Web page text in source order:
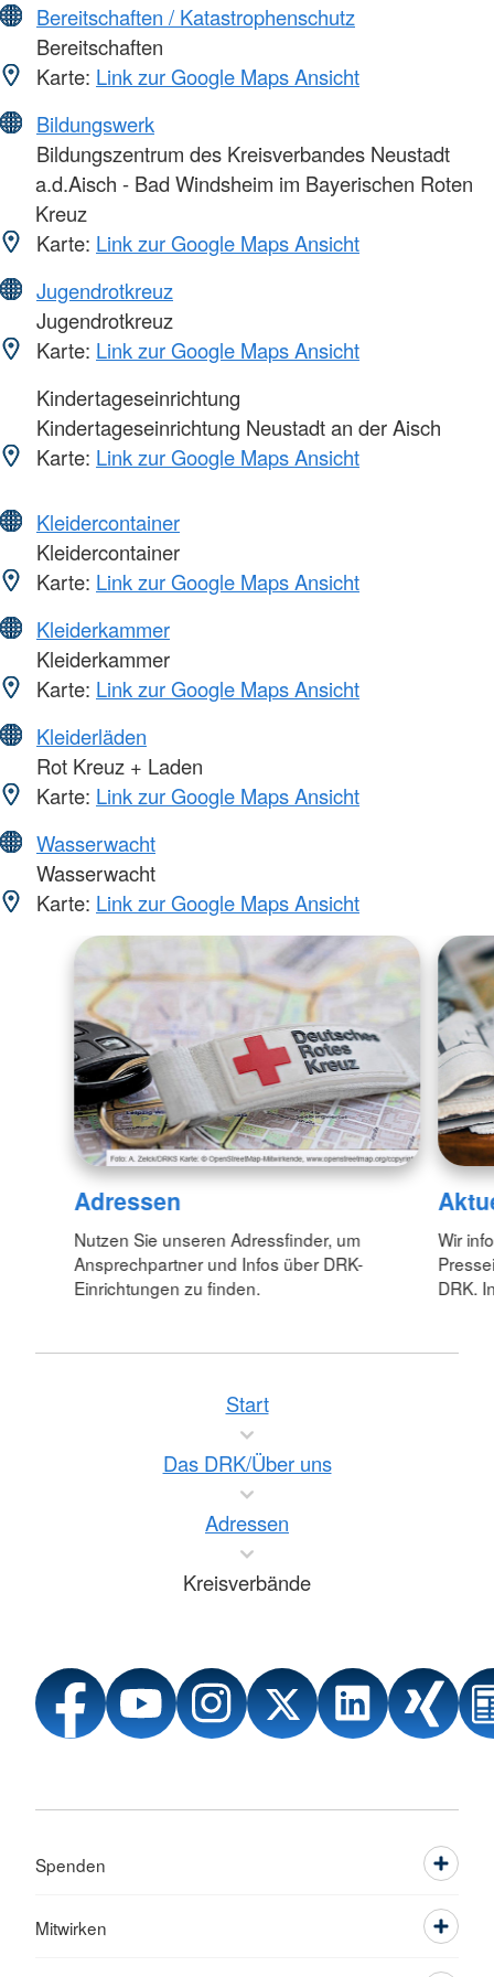
Bereitschaften / Katastrophenschutz
Bereitschaften
Karte: Link zur Google Maps Ansicht
Bildungswerk
Bildungszentrum des Kreisverbandes Neustadt
a.d.Aisch - Bad Windsheim im Bayerischen Roten
Kreuz
Karte: Link zur Google Maps Ansicht
Jugendrotkreuz
Jugendrotkreuz
Karte: Link zur Google Maps Ansicht
Kindertageseinrichtung
Kindertageseinrichtung Neustadt an der Aisch
Karte: Link zur Google Maps Ansicht
Kleidercontainer
Kleidercontainer
Karte: Link zur Google Maps Ansicht
Kleiderkammer
Kleiderkammer
Karte: Link zur Google Maps Ansicht
Kleiderläden
Rot Kreuz + Laden
Karte: Link zur Google Maps Ansicht
Wasserwacht
Wasserwacht
Karte: Link zur Google Maps Ansicht
Adressen
Nutzen Sie unseren Adressfinder, um
Ansprechpartner und Infos über DRK-
Einrichtungen zu finden.
Wir
DRK.
Start
Das DRK/Über uns
Adressen
Kreisverbände
Spenden
Mitwirken